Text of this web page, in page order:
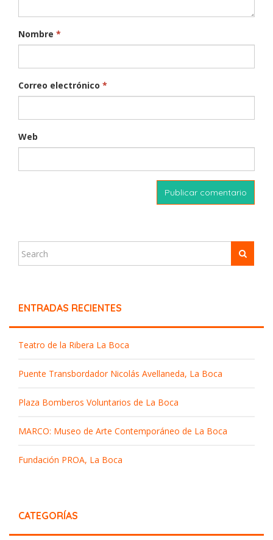
Nombre *
Correo electrónico *
Web
ENTRADAS RECIENTES
Teatro de la Ribera La Boca
Puente Transbordador Nicolás Avellaneda, La Boca
Plaza Bomberos Voluntarios de La Boca
MARCO: Museo de Arte Contemporáneo de La Boca
Fundación PROA, La Boca
CATEGORÍAS